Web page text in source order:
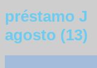
préstamo J
agosto (13)